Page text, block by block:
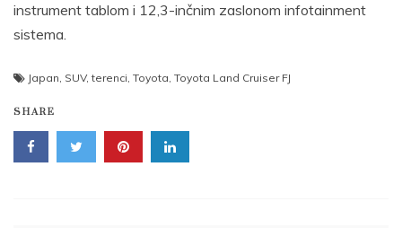
instrument tablom i 12,3-inčnim zaslonom infotainment
sistema.
Japan, SUV,terenci, Toyota, Toyota Land Cruiser FJ
SHARE